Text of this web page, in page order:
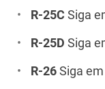
R-25C Siga
R-25D Siga
R-26 Siga